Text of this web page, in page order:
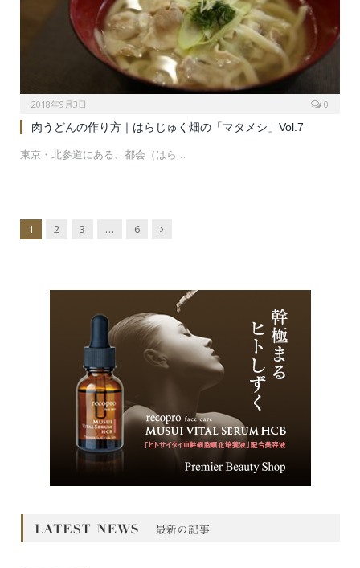
2018年9月3日 0
肉うどんの作り方｜はらじゅく畑の「マタメシ」Vol.7
東京・北参道にある、都会（はら…
1 2 3 … 6 Next